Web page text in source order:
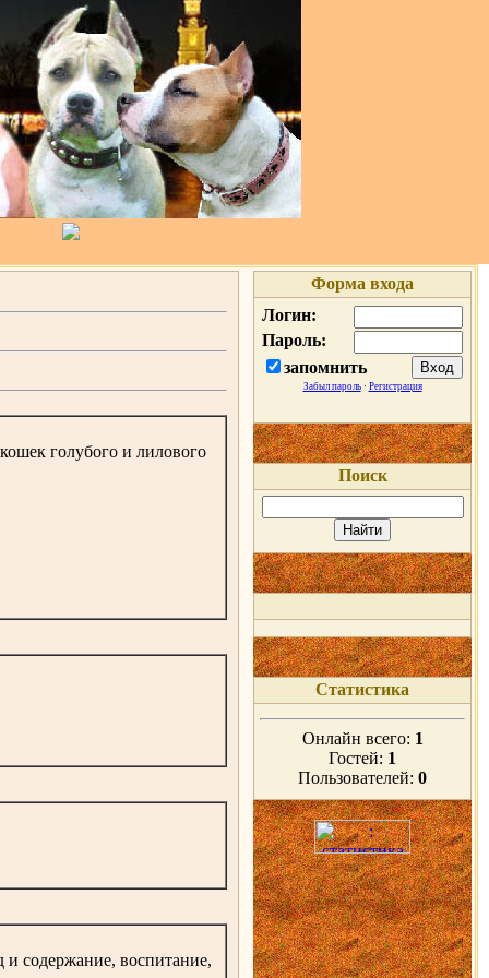
голубого и лилового
и содержание, воспитание,
Форма входа
Логин:
Пароль:
запомнить
Забыл пароль· Регистрация
Поиск
Статистика
Онлайн всего: 1
Гостей: 1
Пользователей: 0